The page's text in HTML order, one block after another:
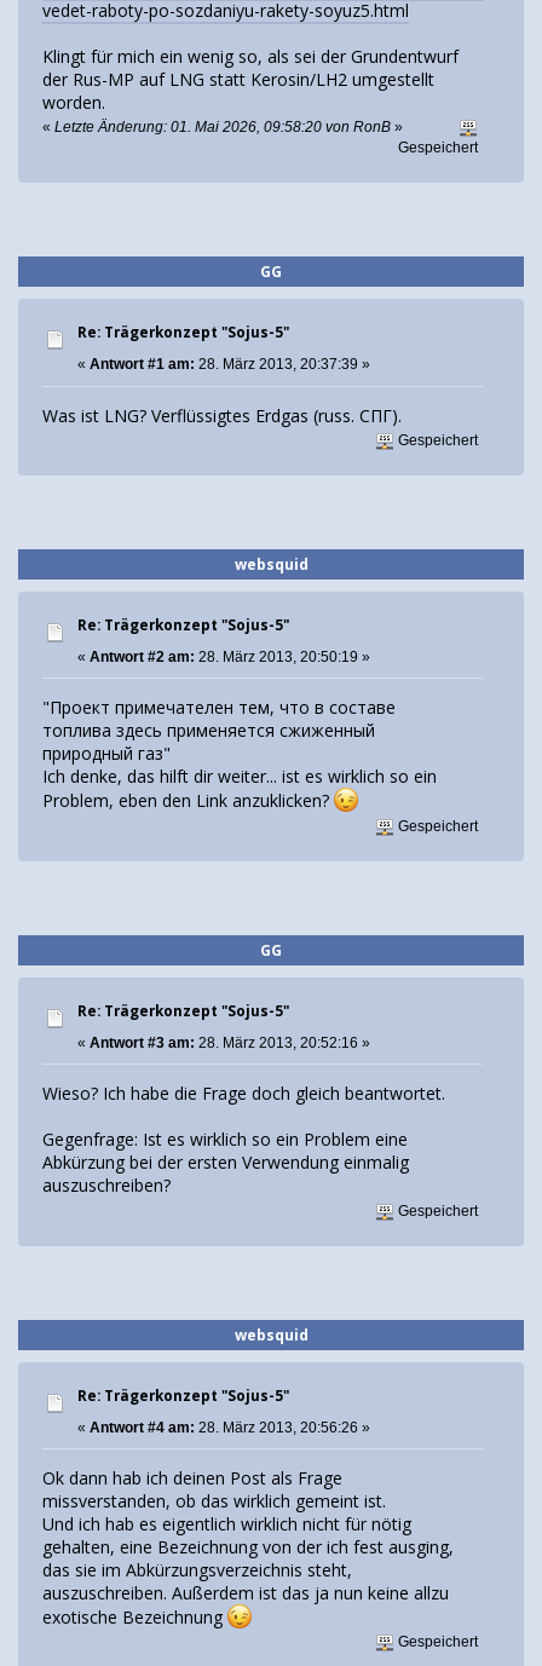
vedet-raboty-po-sozdaniyu-rakety-soyuz5.html
Klingt für mich ein wenig so, als sei der Grundentwurf
der Rus-MP auf LNG statt Kerosin/LH2 umgestellt
worden.
« Letzte Änderung: 01. Mai 2026, 09:58:20 von RonB »
Gespeichert
GG
Re: Trägerkonzept "Sojus-5"
« Antwort #1 am: 28. März 2013, 20:37:39 »
Was ist LNG? Verflüssigtes Erdgas (russ. СПГ).
Gespeichert
websquid
Re: Trägerkonzept "Sojus-5"
« Antwort #2 am: 28. März 2013, 20:50:19 »
"Проект примечателен тем, что в составе
топлива здесь применяется сжиженный
природный газ"
Ich denke, das hilft dir weiter... ist es wirklich so ein
Problem, eben den Link anzuklicken?
Gespeichert
GG
Re: Trägerkonzept "Sojus-5"
« Antwort #3 am: 28. März 2013, 20:52:16 »
Wieso? Ich habe die Frage doch gleich beantwortet.
Gegenfrage: Ist es wirklich so ein Problem eine
Abkürzung bei der ersten Verwendung einmalig
auszuschreiben?
Gespeichert
websquid
Re: Trägerkonzept "Sojus-5"
« Antwort #4 am: 28. März 2013, 20:56:26 »
Ok dann hab ich deinen Post als Frage
missverstanden, ob das wirklich gemeint ist.
Und ich hab es eigentlich wirklich nicht für nötig
gehalten, eine Bezeichnung von der ich fest ausging,
das sie im Abkürzungsverzeichnis steht,
auszuschreiben. Außerdem ist das ja nun keine allzu
exotische Bezeichnung
Gespeichert